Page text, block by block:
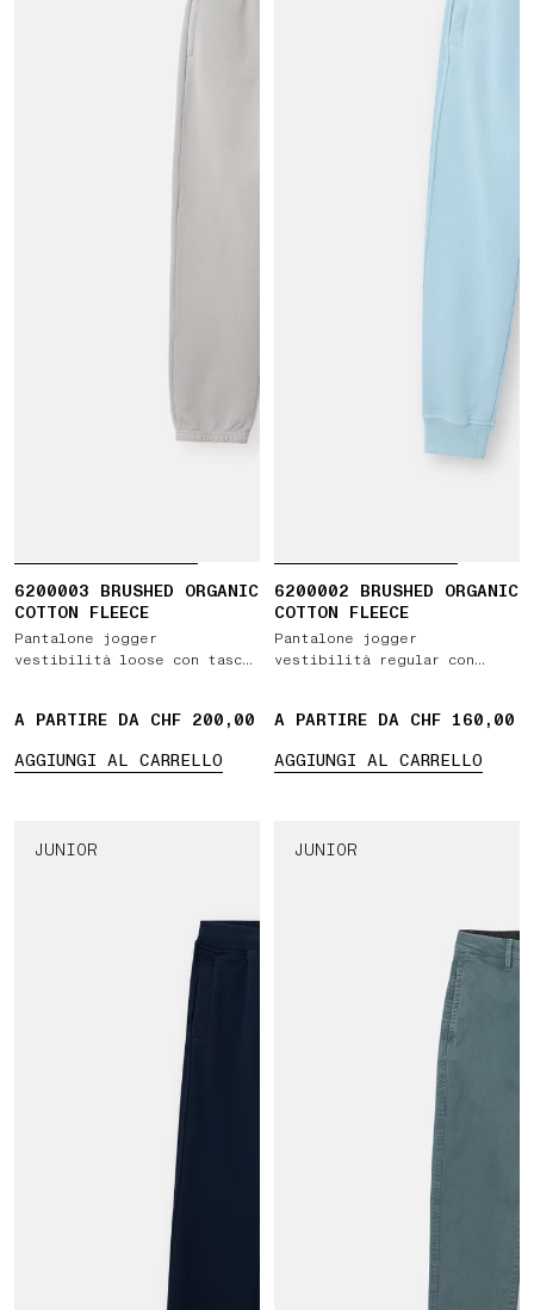
6200003 BRUSHED ORGANIC
COTTON FLEECE
Pantalone jogger
vestibilità loose con tasche
A PARTIRE DA CHF 200,00
AGGIUNGI AL CARRELLO
6200002 BRUSHED ORGANIC
COTTON FLEECE
Pantalone jogger
vestibilità regular con
A PARTIRE DA CHF 160,00
AGGIUNGI AL CARRELLO
JUNIOR JUNIOR